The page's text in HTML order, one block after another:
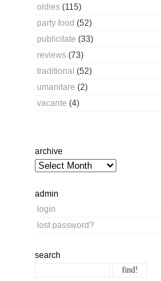
oldies (115)
party food (52)
publicitate (33)
reviews (73)
traditional (52)
umanitare (2)
vacante (4)
archive
admin
login
lost password?
search